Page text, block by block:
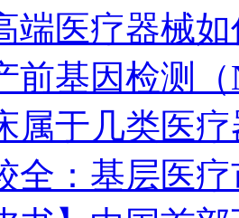
端医疗器械
前基因检测
属于几类医
全：基层医